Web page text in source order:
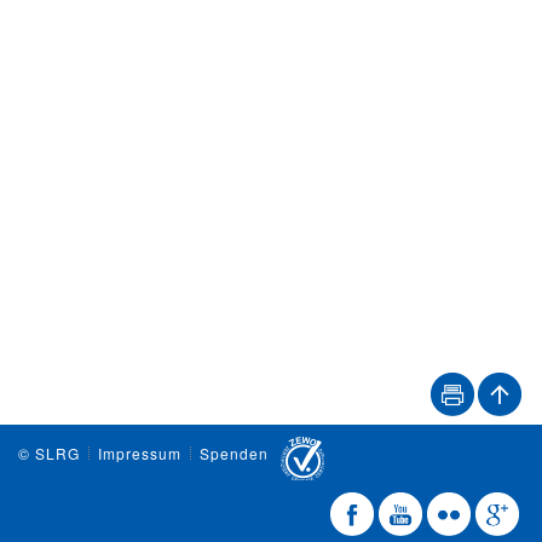
© SLRG Impressum Spenden